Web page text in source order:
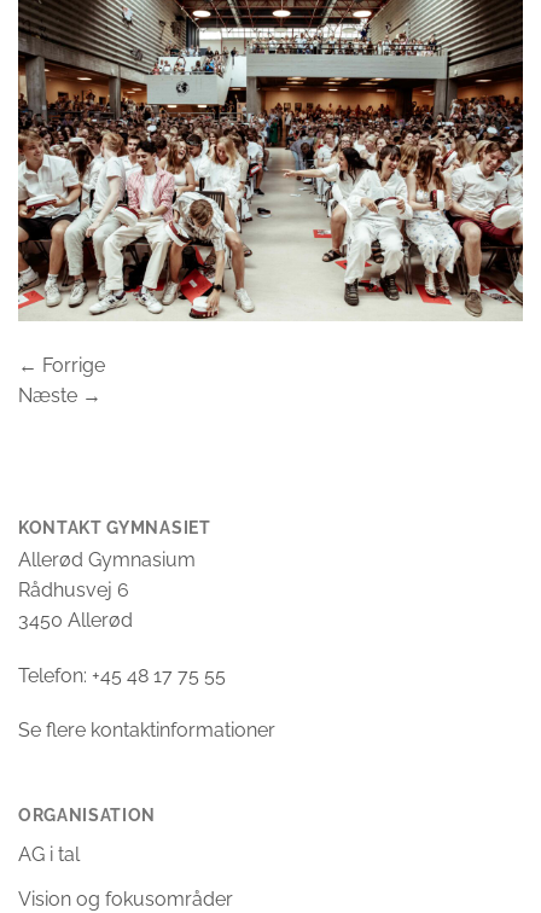
← Forrige
Næste →
KONTAKT GYMNASIET
Allerød Gymnasium
Rådhusvej 6
3450 Allerød
Telefon: +45 48 17 75 55
Se flere kontaktinformationer
ORGANISATION
AG i tal
Vision og fokusområder